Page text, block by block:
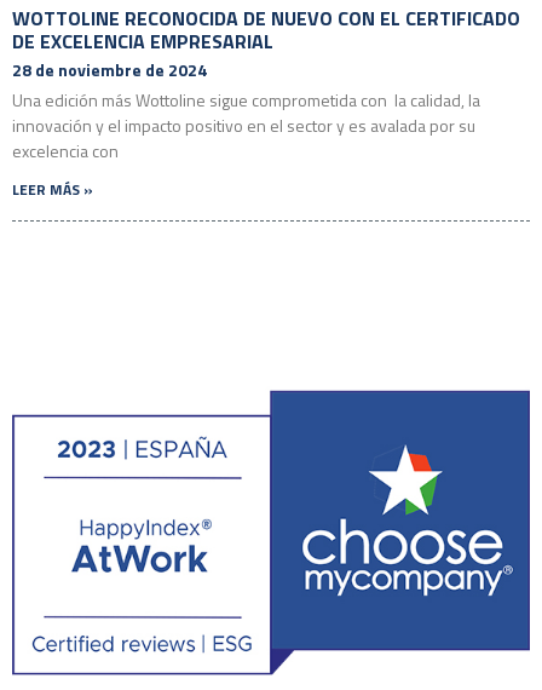
WOTTOLINE RECONOCIDA DE NUEVO CON EL CERTIFICADO
DE EXCELENCIA EMPRESARIAL
28 de noviembre de 2024
Una edición más Wottoline sigue comprometida con la calidad, la
innovación y el impacto positivo en el sector y es avalada por su
excelencia con
LEER MÁS »